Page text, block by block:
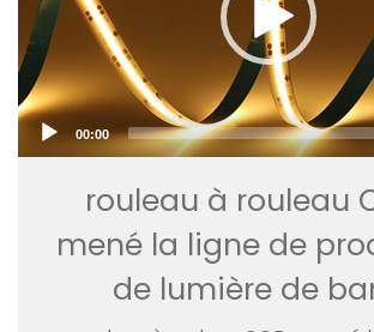
00:00
rouleau à rouleau
mené la ligne de
de lumière de